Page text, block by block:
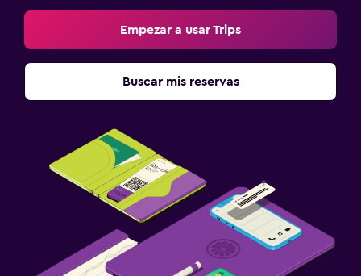
Empezar a usar Trips
Buscar mis reservas